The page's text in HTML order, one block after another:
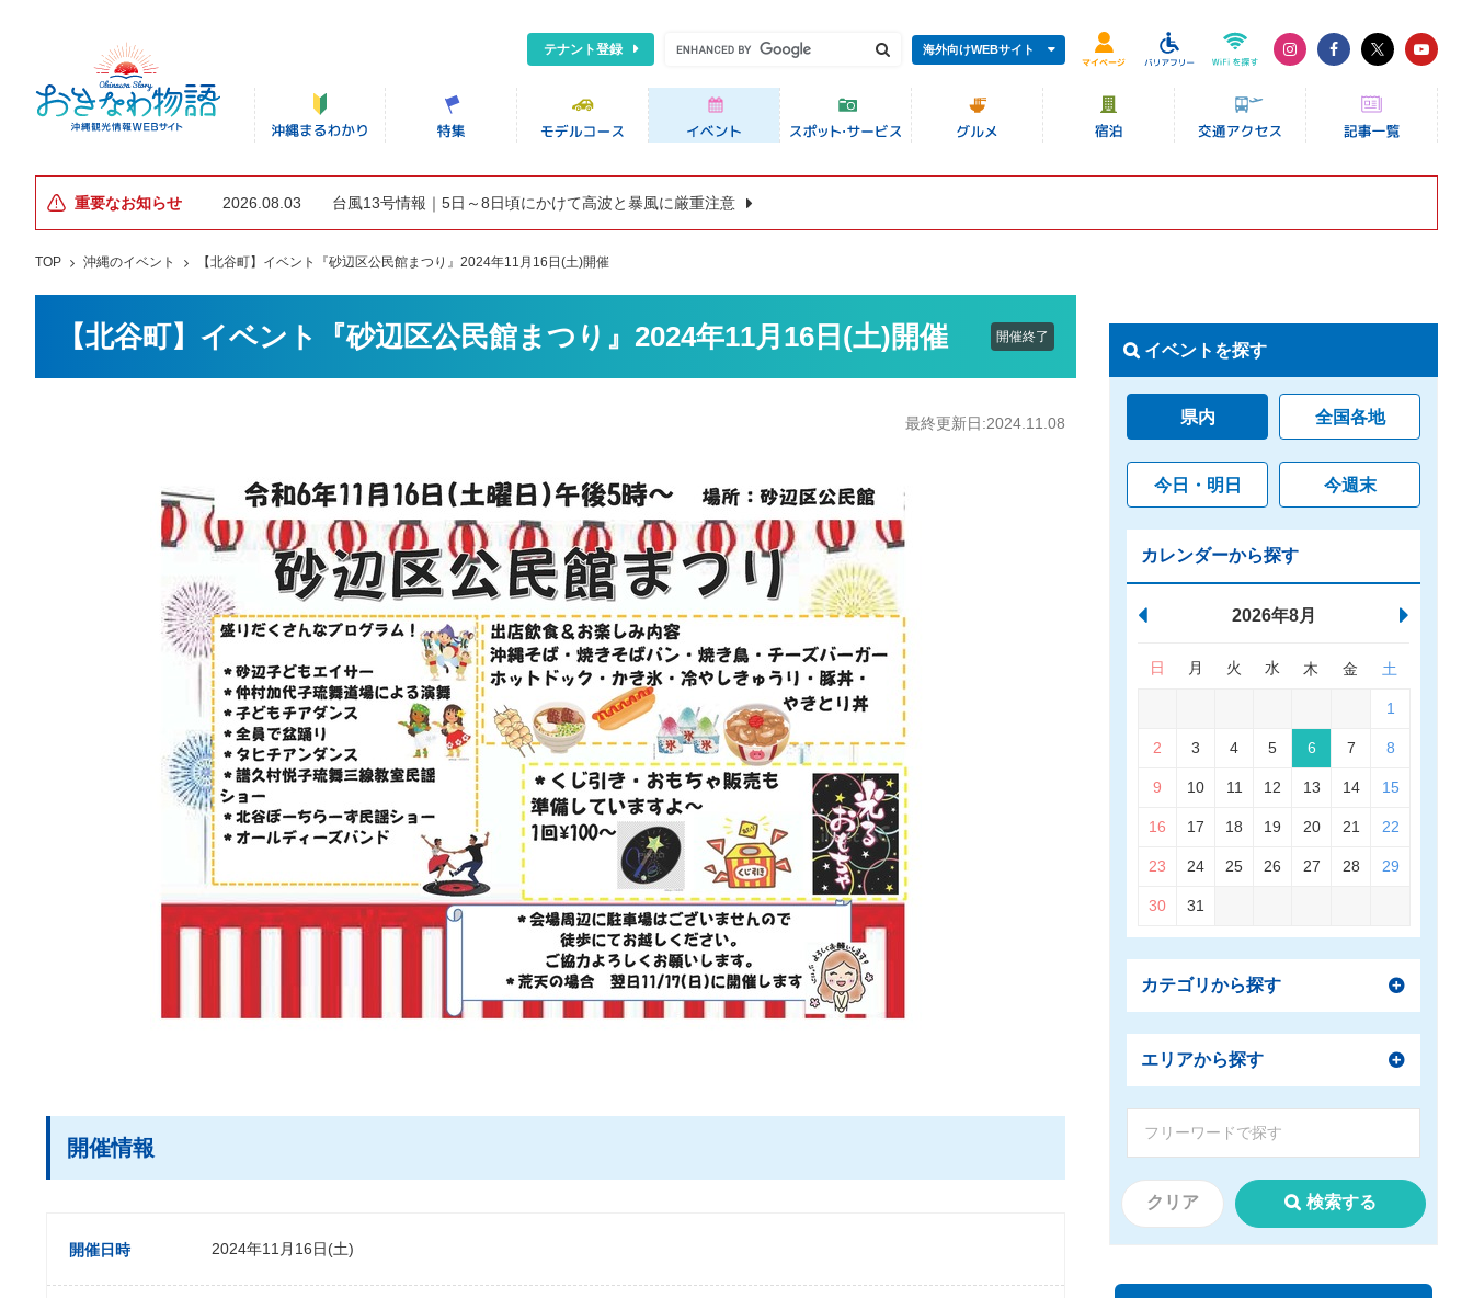
テナント登録 海外向けWEBサイト
重要なお知らせ 2026.08.03 台風13号情報｜5日～8日頃にかけて高波と暴風に厳重注意
TOP 沖縄のイベント 【北谷町】イベント『砂辺区公民館まつり』2024年11月16日(土)開催
【北谷町】イベント『砂辺区公民館まつり』2024年11月16日(土)開催 開催終了
最終更新日:2024.11.08
開催情報
開催日時 2024年11月16日(土)
イベントを探す
県内 全国各地
今日・明日 今週末
カレンダーから探す
2026年8月
日 月 火 水 木 金 土
1
2 3 4 5 6 7 8
9 10 11 12 13 14 15
16 17 18 19 20 21 22
23 24 25 26 27 28 29
30 31
カテゴリから探す
エリアから探す
クリア 検索する